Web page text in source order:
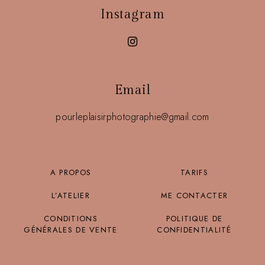
Instagram
Email
pourleplaisirphotographie@gmail.com
A PROPOS TARIFS
L’ATELIER ME CONTACTER
CONDITIONS
GÉNÉRALES DE VENTE
POLITIQUE DE
CONFIDENTIALITÉ